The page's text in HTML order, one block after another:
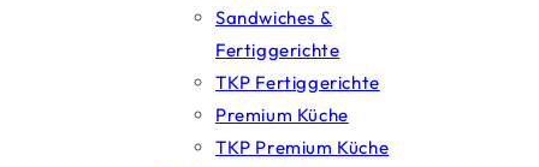
Sandwiches &
Fertiggerichte
TKP Fertiggerichte
Premium Küche
TKP Premium Küche